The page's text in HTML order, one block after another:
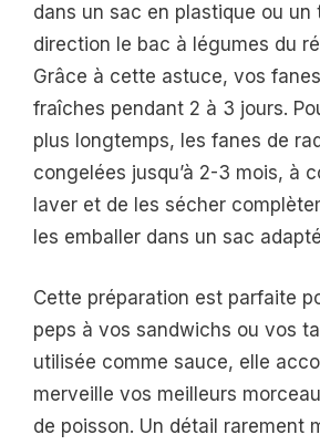
dans un sac en plastique ou un
direction le bac à légumes du
Grâce à cette astuce, vos
fraîches pendant 2 à 3 jours.
plus longtemps, les fanes de
congelées jusqu’à 2-3 mois, à
laver et de les sécher
les emballer dans un sac
Cette préparation est parfaite
peps à vos sandwichs ou vos
utilisée comme sauce, elle
merveille vos meilleurs
de poisson. Un détail rarement